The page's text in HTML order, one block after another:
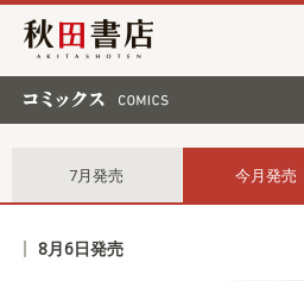
秋田書店
7月発売 今月発売
8月6日発売